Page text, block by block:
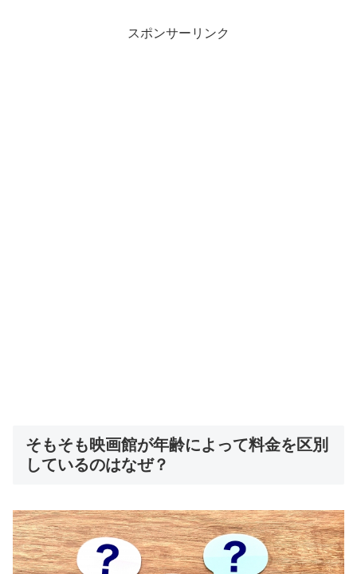
スポンサーリンク
そもそも映画館が年齢によって料金を区別
しているのはなぜ？